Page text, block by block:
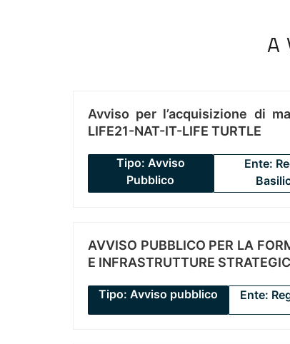
Avviso per l’acquisizione di
LIFE21-NAT-IT-LIFE TURTLE
Tipo: Avviso
Pubblico
Ente:
AVVISO PUBBLICO PER LA
E INFRASTRUTTURE
Tipo: Avviso pubblico Ente: